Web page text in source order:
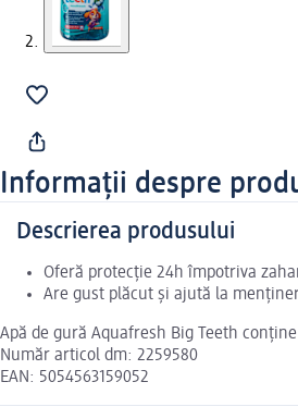
Informații despre
Descrierea produsului
Oferă protecție 24h împotriva
Are gust plăcut și ajută la
Apă de gură Aquafresh Big Teeth
Număr articol dm: 2259580
EAN: 5054563159052